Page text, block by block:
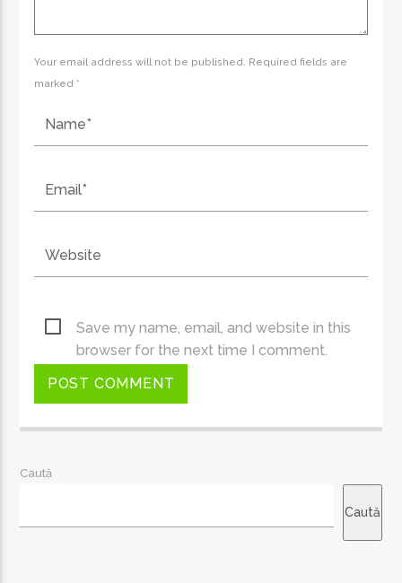
Your email address will not be published. Required fields are
marked *
Save my name, email, and website in this
browser for the next time I comment.
Caută
Caută